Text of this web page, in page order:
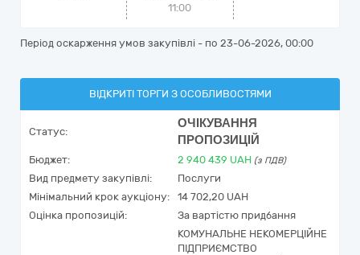
11:00
Період оскарження умов закупівлі - по 23-06-2026, 00:00
ВІДКРИТІ ТОРГИ З ОСОБЛИВОСТЯМИ
Статус:
ОЧІКУВАННЯ
ПРОПОЗИЦІЙ
Бюджет: 2 940 439 UAH (з ПДВ)
Вид предмету закупівлі:
Послуги
Мінімальний крок аукціону:
14 702,20 UAH
Оцінка пропозицій:
За вартістю придбання
КОМУНАЛЬНЕ НЕКОМЕРЦІЙНЕ
ПІДПРИЄМСТВО